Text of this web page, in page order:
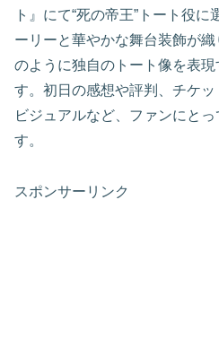
ト』にて“死の帝王”トート役
ーリーと華やかな舞台装飾が
のように独自のトート像を表
す。初日の感想や評判、チケ
ビジュアルなど、ファンにと
す。
スポンサーリンク